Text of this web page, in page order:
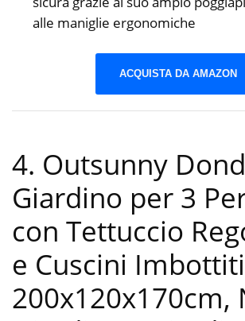
alle maniglie ergonomiche
ACQUISTA DA AMAZON
4. Outsunny
Giardino per 3
con Tettuccio
e Cuscini
200x120x170cm,